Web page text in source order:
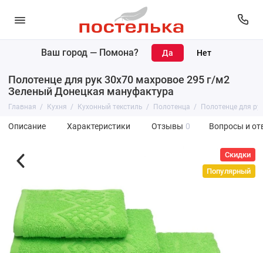
Ваш город — Помона?
Полотенце для рук 30х70 махровое 295 г/м2
Зеленый Донецкая мануфактура
Главная Кухня Кухонный текстиль Полотенца Полотенце для
Описание Характеристики Отзывы 0 Вопросы и
Скидки
Популярный